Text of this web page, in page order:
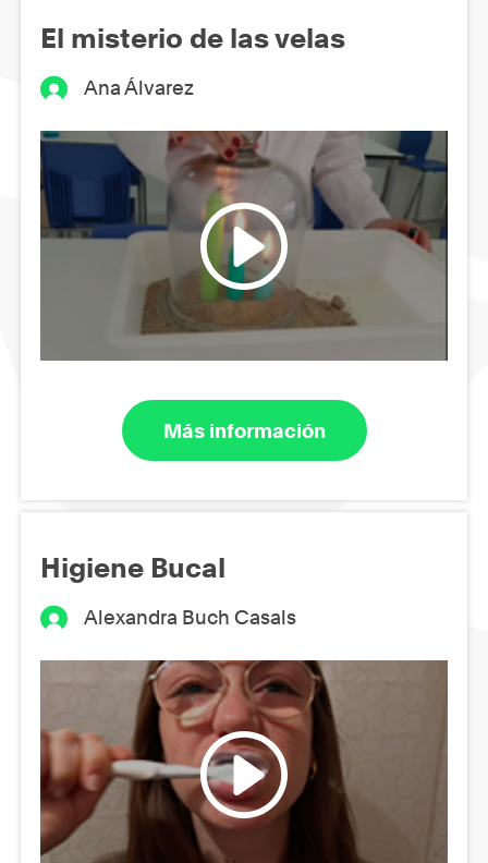
El misterio de las velas
Ana Álvarez
Más información
Higiene Bucal
Alexandra Buch Casals